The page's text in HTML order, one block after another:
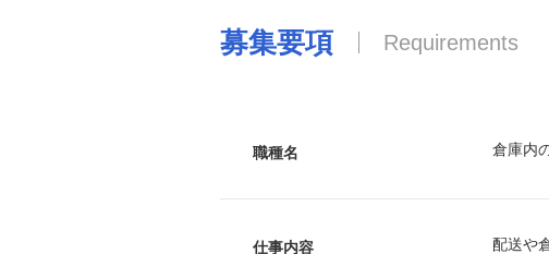
募集要項 Requirements
職種名 倉庫内
仕事内容
配送や